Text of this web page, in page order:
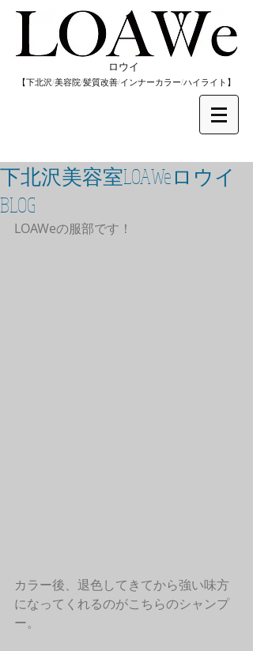
​ロウイ
​【下北沢/美容院/髪質改善/インナーカラー/​ハイライト】
下北沢美容室LOAWeロウイ
BLOG
LOAWeの服部です！
カラー後、退色してきてから強い味方
になってくれるのがこちらのシャンプ
ー。